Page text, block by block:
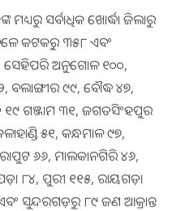
ମଧ୍ୟରୁ ସର୍ବାଧିକ ଖୋର୍ଦ୍ଧା ଜିଲାରୁ
କଟକରୁ ୩୫୮ ଏବଂ
ସେହିପରି ଅନୁଗୋଳ ୧୦୦,
ବଲାଙ୍ଗୀର ୯୯, ବୌଦ୍ଧ ୪୭,
୧୯ ଗଞ୍ଜାମ ୩୧, ଜଗତସିଂହପୁର
୫୧, କନ୍ଧମାଳ ୯୭,
୬୬, ମାଲକାନଗିରି ୪୬,
୮୪, ପୁରୀ ୧୧୫, ରାୟଗଡ଼ା
ସୁନ୍ଦରଗଡ଼ରୁ ୮୯ ଜଣ ଆକ୍ରାନ୍ତ